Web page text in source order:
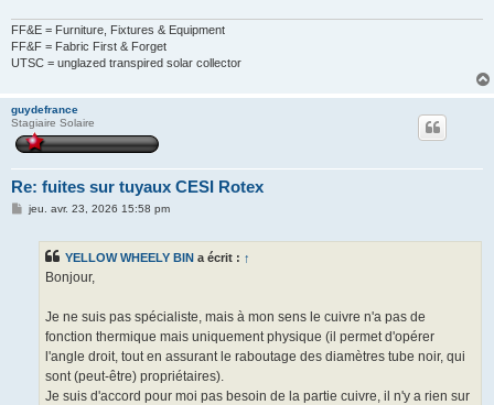
FF&E = Furniture, Fixtures & Equipment
FF&F = Fabric First & Forget
UTSC = unglazed transpired solar collector
guydefrance
Stagiaire Solaire
Re: fuites sur tuyaux CESI Rotex
Mjeu. avr. 23, 2026 15:58 pm
YELLOW WHEELY BIN a écrit : ↑
Bonjour,
Je ne suis pas spécialiste, mais à mon sens le cuivre n'a pas de
fonction thermique mais uniquement physique (il permet d'opérer
l'angle droit, tout en assurant le raboutage des diamètres tube noir, qui
sont (peut-être) propriétaires).
Je suis d'accord pour moi pas besoin de la partie cuivre, il n'y a rien sur